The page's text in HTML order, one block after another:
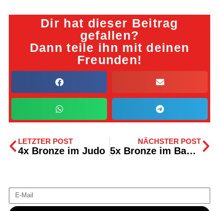
Dir hat dieser Beitrag
gefallen?
Dann teile ihn mit deinen
Freunden!
LETZTER POST
4x Bronze im Judo
NÄCHSTER POST
5x Bronze im Badminton